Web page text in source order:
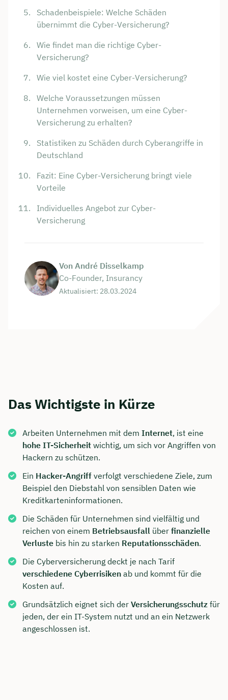
Schadenbeispiele: Welche Schäden
übernimmt die Cyber-Versicherung?
Wie findet man die richtige Cyber-
Versicherung?
Wie viel kostet eine Cyber-Versicherung?
Welche Voraussetzungen müssen
Unternehmen vorweisen, um eine Cyber-
Versicherung zu erhalten?
Statistiken zu Schäden durch Cyberangriffe in
Deutschland
Fazit: Eine Cyber-Versicherung bringt viele
Vorteile
Individuelles Angebot zur Cyber-
Versicherung
Von André Disselkamp
Co-Founder, Insurancy
Aktualisiert: 28.03.2024
Das Wichtigste in Kürze
Arbeiten Unternehmen mit dem Internet, ist eine
hohe IT-Sicherheit wichtig, um sich vor Angriffen von
Hackern zu schützen.
Ein Hacker-Angriff verfolgt verschiedene Ziele, zum
Beispiel den Diebstahl von sensiblen Daten wie
Kreditkarteninformationen.
Die Schäden für Unternehmen sind vielfältig und
reichen von einem Betriebsausfall über finanzielle
Verluste bis hin zu starken Reputationsschäden.
Die Cyberversicherung deckt je nach Tarif
verschiedene Cyberrisiken ab und kommt für die
Kosten auf.
Grundsätzlich eignet sich der Versicherungsschutz für
jeden, der ein IT-System nutzt und an ein Netzwerk
angeschlossen ist.